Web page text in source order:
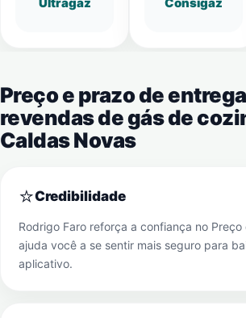
Preço e prazo de
revendas de gás de
Caldas Novas
⭐Credibilidade
Rodrigo Faro reforça a confiança no Preço
ajuda você a se sentir mais seguro para
aplicativo.